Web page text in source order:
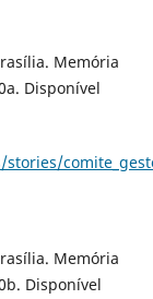
Memória
Disponível
Memória
Disponível